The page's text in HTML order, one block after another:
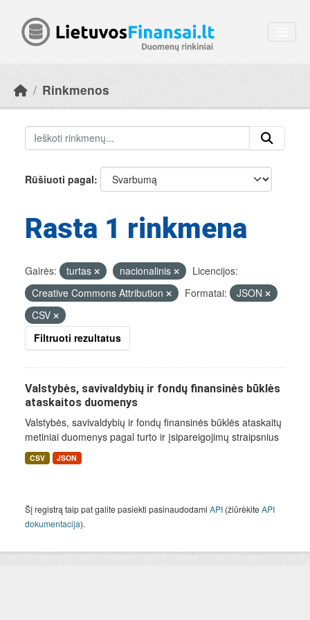
Rinkmenos
Rūšiuoti pagal
Rasta 1 rinkmena
Gairės: turtas nacionalinis
Licencijos:
Creative Commons Attribution
Formatai:
JSON
CSV
Filtruoti rezultatus
Valstybės, savivaldybių ir fondų finansinės būklės
ataskaitos duomenys
Valstybės, savivaldybių ir fondų finansinės būklės ataskaitų
metiniai duomenys pagal turto ir įsipareigojimų straipsnius
CSV JSON
Šį registrą taip pat galite pasiekti pasinaudodami API (žiūrėkiteAPI
dokumentacija).